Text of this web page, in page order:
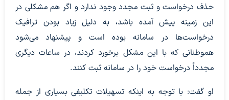
حذف درخواست و ثبت مجدد وجود ندارد و اگر هم مشکلی در
این زمینه پیش آمده باشد، به دلیل زیاد بودن ترافیک
درخواست‌ها در سامانه بوده است و پیشنهاد می‌شود
هموطنانی که با این مشکل برخورد کردند، در ساعات دیگری
مجدداً درخواست خود را در سامانه ثبت کنند.
او گفت: با توجه به اینکه تسهیلات تکلیفی بسیاری از جمله